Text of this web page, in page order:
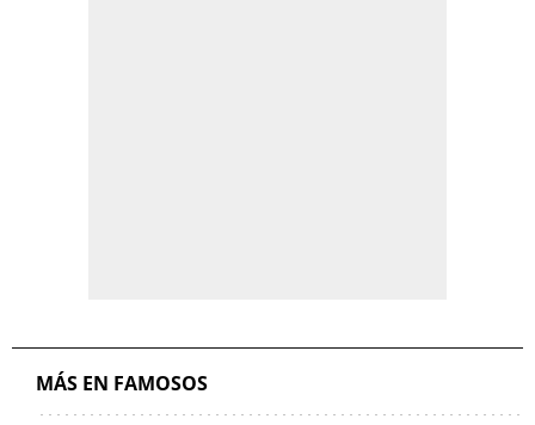
MÁS EN FAMOSOS